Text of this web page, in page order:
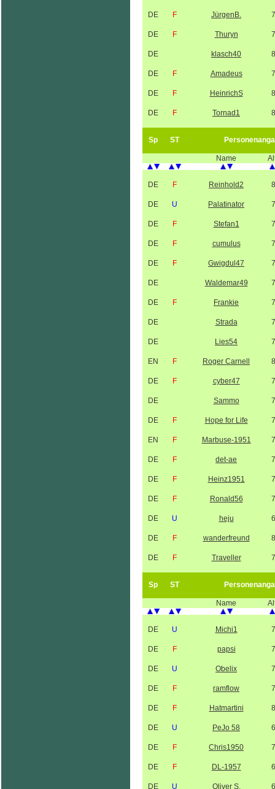
DE F JürgenB.
DE F Thuryn
DE klasch40
DE F Amadeus
DE F HeinrichS
DE F Tornad1
Sp ST
Name
DE F Reinhold2
DE U Palatinator
DE F Stefan1
DE F cumulus
DE F Gwigdul47
DE Waldemar49
DE F Frankie
DE Strada
DE Lies54
EN F Roger Carnell
DE F cyber47
DE Sammo
DE F Hope for Life
EN F Marbuse-1951
DE F det-ae
DE F Heinz1951
DE F Ronald56
DE U heju
DE F wanderfreund
DE F Traveller
Sp ST
Name
DE U Michi1
DE F papsi
DE U Obelix
DE F ramflow
DE F Hatmartini
DE U PeJo 58
DE F Chris1950
DE F DL-1957
DE U Oliver S.